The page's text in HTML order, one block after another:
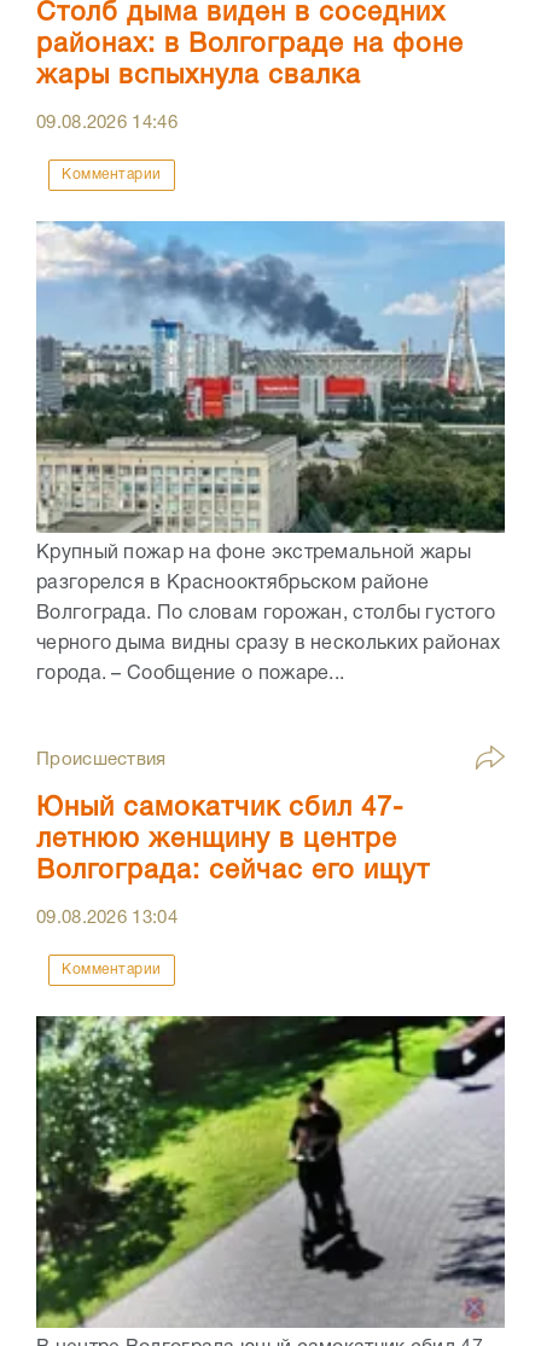
Столб дыма виден в соседних
районах: в Волгограде на фоне
жары вспыхнула свалка
09.08.2026 14:46
Комментарии
Крупный пожар на фоне экстремальной жары
разгорелся в Краснооктябрьском районе
Волгограда. По словам горожан, столбы густого
черного дыма видны сразу в нескольких районах
города. – Сообщение о пожаре...
Происшествия
Юный самокатчик сбил 47-
летнюю женщину в центре
Волгограда: сейчас его ищут
09.08.2026 13:04
Комментарии